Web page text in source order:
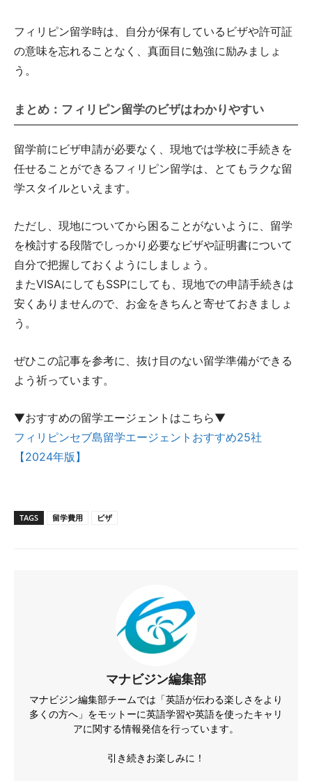
フィリピン留学時は、自分が保有しているビザや許可証
の意味を忘れることなく、真面目に勉強に励みましょ
う。
まとめ：フィリピン留学のビザはわかりやすい
留学前にビザ申請が必要なく、現地では学校に手続きを
任せることができるフィリピン留学は、とてもラクな留
学スタイルといえます。
ただし、現地についてから困ることがないように、留学
を検討する段階でしっかり必要なビザや証明書について
自分で把握しておくようにしましょう。
またVISAにしてもSSPにしても、現地での申請手続きは
安くありませんので、お金をきちんと寄せておきましょ
う。
ぜひこの記事を参考に、抜け目のない留学準備ができる
よう祈っています。
▼おすすめの留学エージェントはこちら▼
フィリピンセブ島留学エージェントおすすめ25社
【2024年版】
TAGS 留学費用 ビザ
マナビジン編集部
マナビジン編集部チームでは「英語が伝わる楽しさをより
多くの方へ」をモットーに英語学習や英語を使ったキャリ
アに関する情報発信を行っています。
引き続きお楽しみに！